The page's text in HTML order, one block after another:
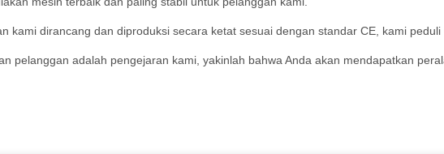
kami dirancang dan diproduksi secara ketat sesuai dengan standar CE, kami
pelanggan adalah pengejaran kami, yakinlah bahwa Anda akan mendapatkan